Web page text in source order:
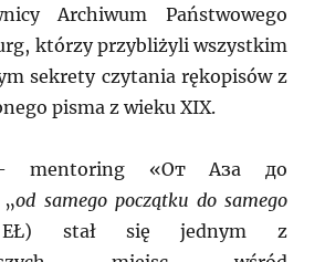
Archiwum Państwowego
którzy przybliżyli wszystkim
sekrety czytania rękopisów z
pisma z wieku XIX.
– mentoring «От Аза до
od samego początku do samego
stał się jednym z